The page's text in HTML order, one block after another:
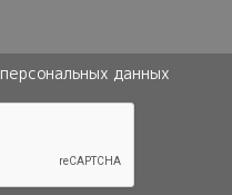
персональных данных